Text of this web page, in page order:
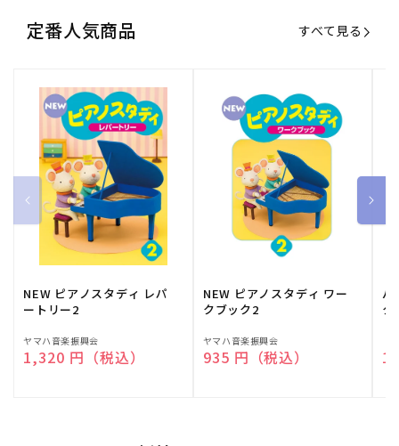
定番人気商品 すべて見る
NEW ピアノスタディ レパ
ートリー2
販
売
ヤマハ音楽振興会
通常価格
1,320 円（税込）
NEW ピアノスタディ ワー
クブック2
販
売
ヤマハ音楽振興会
通常価格
935 円（税込）
バ
ク
売